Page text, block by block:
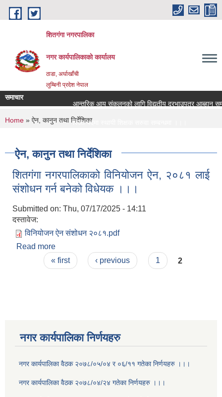
Skip to main content
शितगंगा नगरपालिका
नगर कार्यपालिकाकाे कार्यालय
ठाडा, अर्घाखाँची
लुम्बिनी प्रदेश नेपाल
समाचार
आन्तरिक आय संकलनको लागि विद्युतीय दरभाउपत्र आब्हान
रिक्त पदमा स्थायी शिक्षक सरुवा सम्बन्धमा ।।।
You are here
Home » ऐन, कानुन तथा निर्देशिका
ऐन, कानुन तथा निर्देशिका
शितगंगा नगरपालिकाको विनियोजन ऐन, २०८१ लाई
संशोधन गर्न बनेको विधेयक ।।।
Submitted on: Thu, 07/17/2025 - 14:11
दस्तावेज:
विनियोजन ऐन संशोधन २०८१.pdf
Read more
संशोधन गर्न बनेको विधेयक ।।।
Pages« first ‹ previous 1 2
नगर कार्यपालिका निर्णयहरु
नगर कार्यपालिका वैठक २०७८/०५/०४ र ०६/११ गतेका निर्णयहरु ।।।
नगर कार्यपालिका वैठक २०७८/०४/२४ गतेका निर्णयहरु ।।।